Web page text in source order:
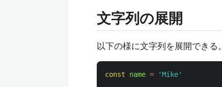
文字列の展開
以下の様に文字列を展開できる。
const name = 'Mike'